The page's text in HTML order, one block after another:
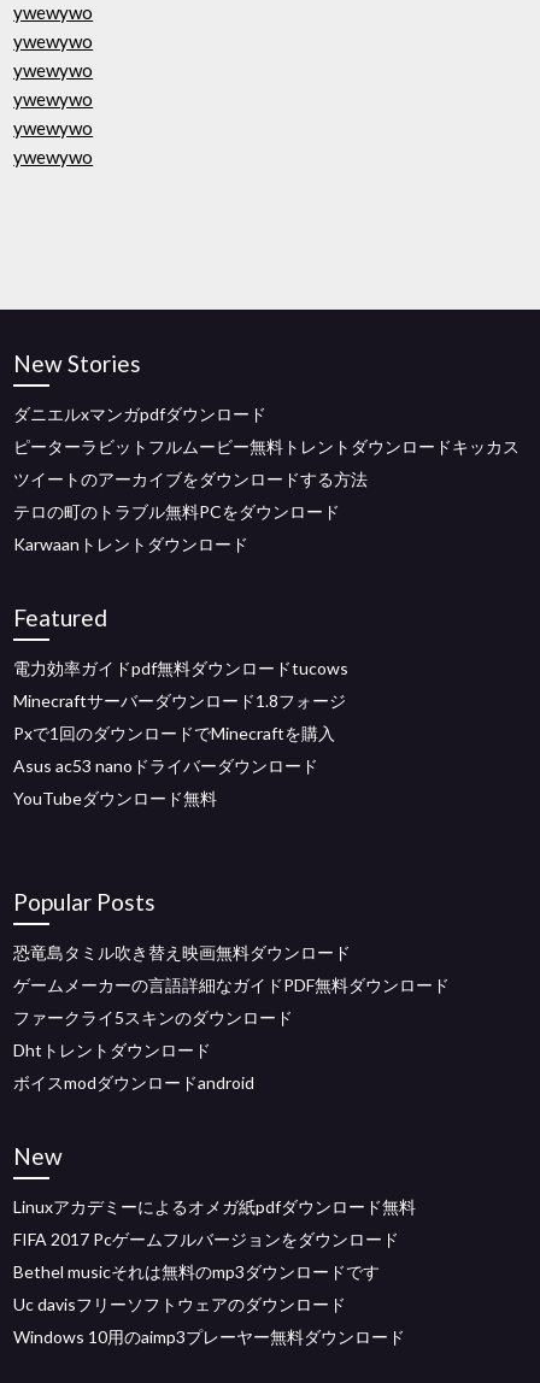
ywewywo
ywewywo
ywewywo
ywewywo
ywewywo
ywewywo
New Stories
ダニエルxマンガpdfダウンロード
ピーターラビットフルムービー無料トレントダウンロードキッカス
ツイートのアーカイブをダウンロードする方法
テロの町のトラブル無料PCをダウンロード
Karwaanトレントダウンロード
Featured
電力効率ガイドpdf無料ダウンロードtucows
Minecraftサーバーダウンロード1.8フォージ
Pxで1回のダウンロードでMinecraftを購入
Asus ac53 nanoドライバーダウンロード
YouTubeダウンロード無料
Popular Posts
恐竜島タミル吹き替え映画無料ダウンロード
ゲームメーカーの言語詳細なガイドPDF無料ダウンロード
ファークライ5スキンのダウンロード
Dhtトレントダウンロード
ボイスmodダウンロードandroid
New
Linuxアカデミーによるオメガ紙pdfダウンロード無料
FIFA 2017 Pcゲームフルバージョンをダウンロード
Bethel musicそれは無料のmp3ダウンロードです
Uc davisフリーソフトウェアのダウンロード
Windows 10用のaimp3プレーヤー無料ダウンロード